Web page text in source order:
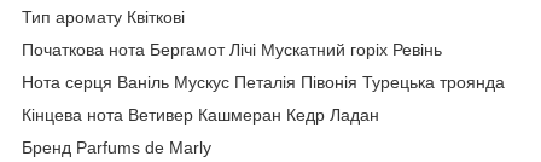
Тип аромату Квіткові
Початкова нота Бергамот Лічі Мускатний горіх Ревінь
Нота серця Ваніль Мускус Петалія Півонія Турецька троянда
Кінцева нота Ветивер Кашмеран Кедр Ладан
Бренд Parfums de Marly